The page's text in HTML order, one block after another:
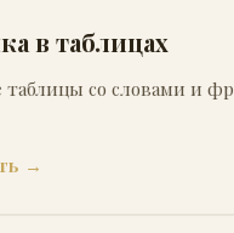
в таблицах
со словами и
→